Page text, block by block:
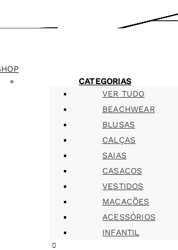
CATEGORIAS
VER TUDO
BEACHWEAR
BLUSAS
CALÇAS
SAIAS
CASACOS
VESTIDOS
MACACÕES
ACESSÓRIOS
INFANTIL